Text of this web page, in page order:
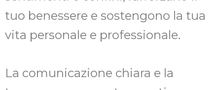
tuo benessere e sostengono la tua
vita personale e professionale.
La comunicazione chiara e la